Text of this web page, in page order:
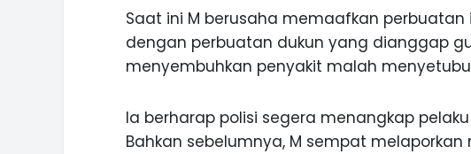
Saat ini M berusaha memaafkan perbuatan
dengan perbuatan dukun yang dianggap
menyembuhkan penyakit malah
Ia berharap polisi segera menangkap
Bahkan sebelumnya, M sempat